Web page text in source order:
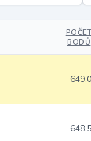
POČET
BODŮ